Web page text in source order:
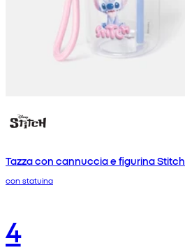
Tazza con cannuccia e figurina Stitch
con statuina
4